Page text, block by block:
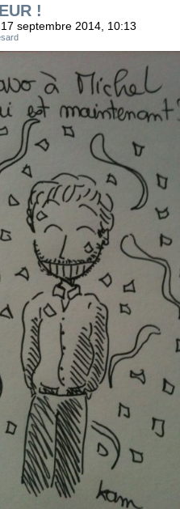
!
septembre 2014, 10:13